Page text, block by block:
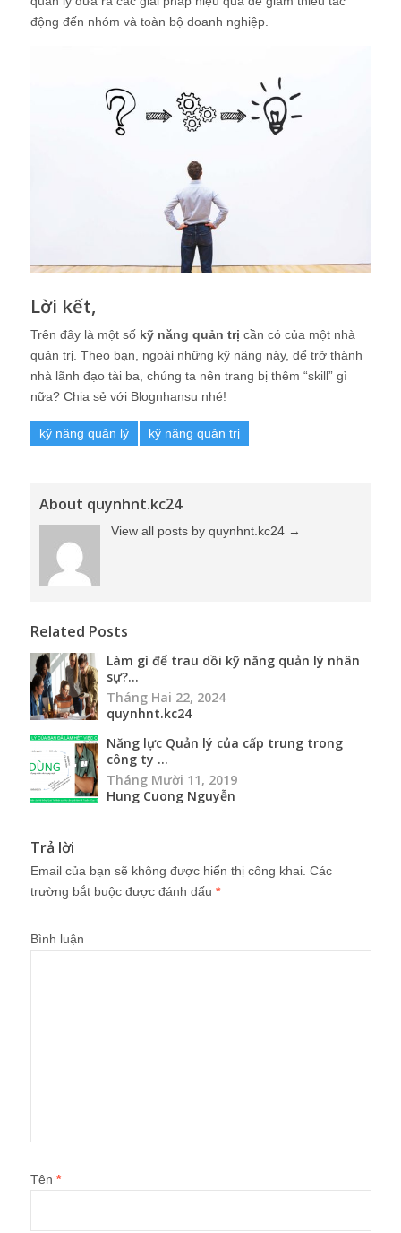
động đến nhóm và toàn bộ doanh nghiệp.
Lời kết,
Trên đây là một số kỹ năng quản trị cần có của một nhà
quản trị. Theo bạn, ngoài những kỹ năng này, để trở thành
nhà lãnh đạo tài ba, chúng ta nên trang bị thêm “skill” gì
nữa? Chia sẻ với Blognhansu nhé!
kỹ năng quản lý kỹ năng quản trị
About quynhnt.kc24
View all posts by quynhnt.kc24 →
Related Posts
Làm gì để trau dồi kỹ năng quản lý nhân
sự?...
Tháng Hai 22, 2024
quynhnt.kc24
Năng lực Quản lý của cấp trung trong
công ty ...
Tháng Mười 11, 2019
Hung Cuong Nguyễn
Trả lời
Email của bạn sẽ không được hiển thị công khai. Các
trường bắt buộc được đánh dấu *
Bình luận
Tên *